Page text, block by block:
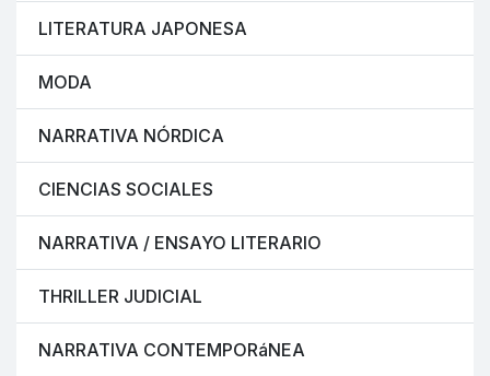
LITERATURA JAPONESA
MODA
NARRATIVA NÓRDICA
CIENCIAS SOCIALES
NARRATIVA / ENSAYO LITERARIO
THRILLER JUDICIAL
NARRATIVA CONTEMPORáNEA